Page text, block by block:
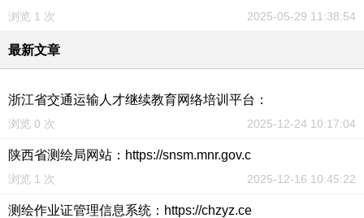
浏览 1 次 2025-05-29 11:38:54
最新文章
浙江省交通运输人才继续教育网络培训平台：
浏览 0 次 2025-12-24 10:17:04
陕西省测绘局网站：https://snsm.mnr.gov.c
浏览 1 次 2025-12-16 10:45:22
测绘作业证管理信息系统：https://chzyz.ce